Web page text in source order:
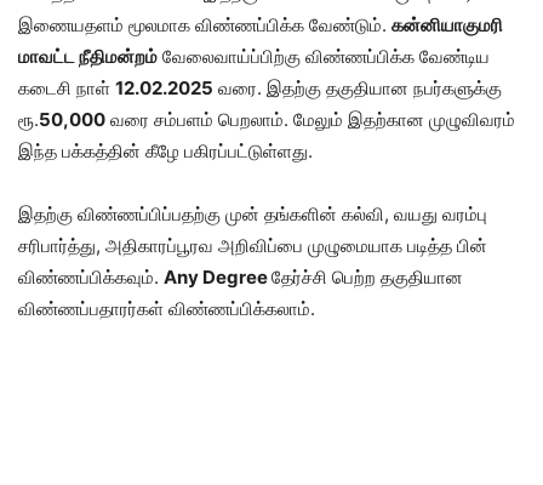
இணையதளம் மூலமாக விண்ணப்பிக்க வேண்டும். கன்னியாகுமரி
மாவட்ட நீதிமன்றம் வேலைவாய்ப்பிற்கு விண்ணப்பிக்க வேண்டிய
கடைசி நாள் 12.02.2025 வரை. இதற்கு தகுதியான நபர்களுக்கு
ரூ.50,000 வரை சம்பளம் பெறலாம். மேலும் இதற்கான முழுவிவரம்
இந்த பக்கத்தின் கீழே பகிரப்பட்டுள்ளது.
இதற்கு விண்ணப்பிப்பதற்கு முன் தங்களின் கல்வி, வயது வரம்பு
சரிபார்த்து, அதிகாரப்பூரவ அறிவிப்பை முழுமையாக படித்த பின்
விண்ணப்பிக்கவும். Any Degreeதேர்ச்சி பெற்ற தகுதியான
விண்ணப்பதாரர்கள் விண்ணப்பிக்கலாம்.